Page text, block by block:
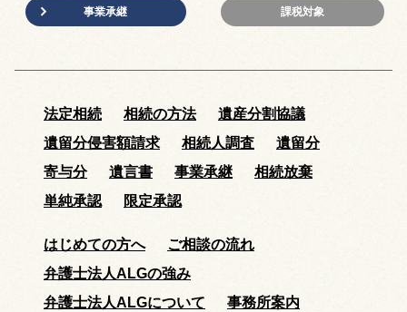
事業承継 課税対象
法定相続 相続の方法
遺産分割協議
遺留分侵害額請求
相続人調査
遺留分
寄与分
遺言書 事業承継
相続放棄
単純承認
限定承認
はじめての方へ
ご相談の流れ
弁護士法人ALGの強み
弁護士法人ALGについて
事務所案内